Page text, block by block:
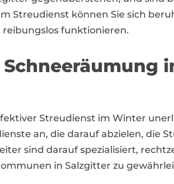
Streudienst können Sie sich
funktionieren.
Streudienst im Winter
an, die darauf abzielen, die
sind darauf spezialisiert,
in Salzgitter zu